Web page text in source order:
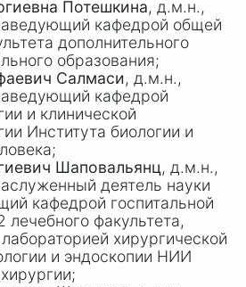
Потешкина, д.м.н.,
кафедрой общей
дополнительного
образования;
Салмаси, д.м.н.,
кафедрой
и клинической
Института биологии и
Шаповальянц, д.м.н.,
деятель науки
кафедрой госпитальной
лечебного факультета,
хирургической
и эндоскопии НИИ